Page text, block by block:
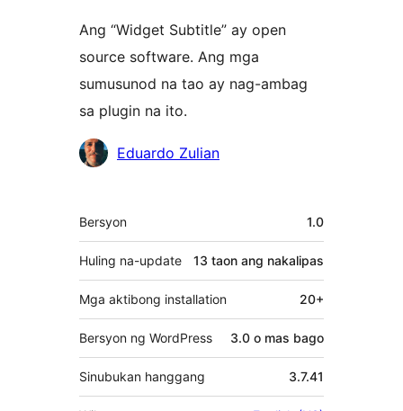
Ang “Widget Subtitle” ay open
source software. Ang mga
sumusunod na tao ay nag-ambag
sa plugin na ito.
Mga Eduardo Zulian
Meta
Bersyon 1.0
Huling na-update 13 taon ang nakalipas
Mga aktibong installation 20+
Bersyon ng WordPress 3.0 o mas bago
Sinubukan hanggang 3.7.41